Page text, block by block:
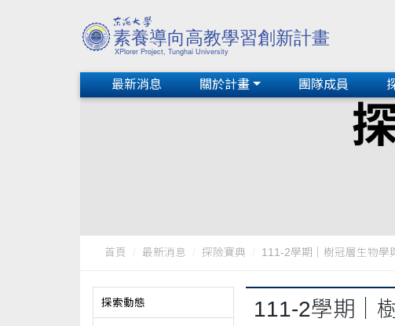
最新消息 關於計畫 團隊成員
首頁 最新消息 探險寶典 111-2學期｜樹冠層生物學
探索動態 111-2學期｜